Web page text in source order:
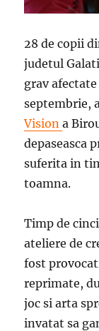
28 de copii
judetul
grav
septembrie,
Visiona
depaseasca
suferita in
toamna.
Timp de
ateliere de
fost
reprimate,
joc si arta
invatat sa